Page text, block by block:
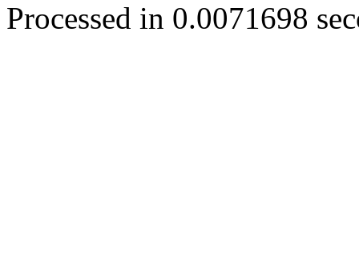
Processed in 0.0071698